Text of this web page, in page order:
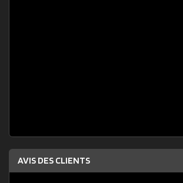
AVIS DES CLIENTS